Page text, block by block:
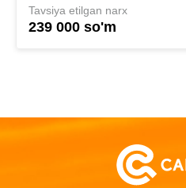
Tavsiya etilgan narx
239 000 so'm